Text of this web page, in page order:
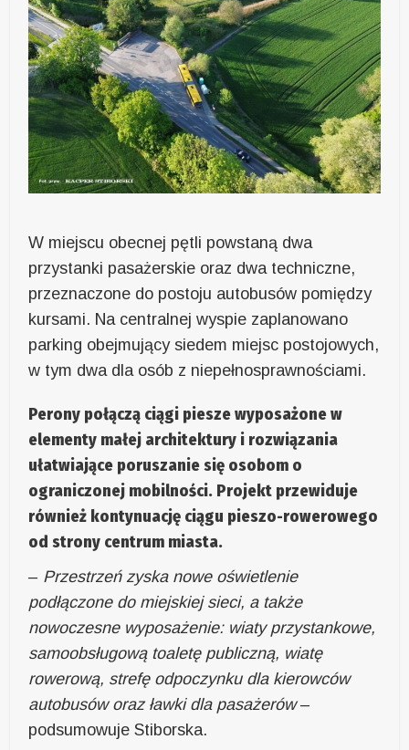
W miejscu obecnej pętli powstaną dwa
przystanki pasażerskie oraz dwa techniczne,
przeznaczone do postoju autobusów pomiędzy
kursami. Na centralnej wyspie zaplanowano
parking obejmujący siedem miejsc postojowych,
w tym dwa dla osób z niepełnosprawnościami.
Perony połączą ciągi piesze wyposażone w
elementy małej architektury i rozwiązania
ułatwiające poruszanie się osobom o
ograniczonej mobilności. Projekt przewiduje
również kontynuację ciągu pieszo-rowerowego
od strony centrum miasta.
– Przestrzeń zyska nowe oświetlenie
podłączone do miejskiej sieci, a także
nowoczesne wyposażenie: wiaty przystankowe,
samoobsługową toaletę publiczną, wiatę
rowerową, strefę odpoczynku dla kierowców
autobusów oraz ławki dla pasażerów–
podsumowuje Stiborska.